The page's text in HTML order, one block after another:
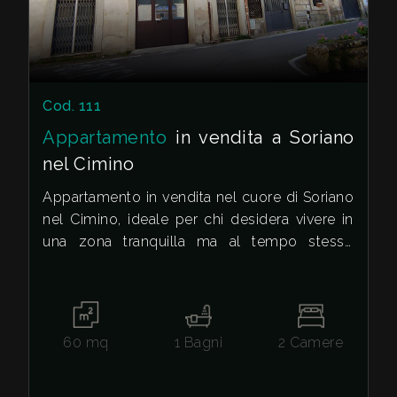
Cod. 111
Appartamento in vendita a Soriano
nel Cimino
Appartamento in vendita nel cuore di Soriano
nel Cimino, ideale per chi desidera vivere in
una zona tranquilla ma al tempo stesso
così suddivisa da un accogliente soggiorno
con balcone, una cucina abitabile con
camino, due camere da letto, bagno e
60 mq 1 Bagni 2 Camere
mq
Locali
minimi
Qualsiasi